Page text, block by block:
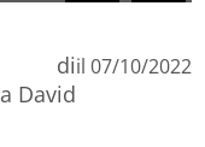
di
David
il 07/10/2022